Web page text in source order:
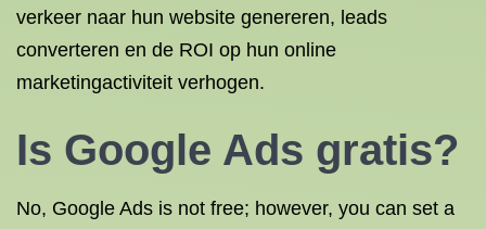
verkeer naar hun website genereren, leads
converteren en de ROI op hun online
marketingactiviteit verhogen.
Is Google Ads gratis?
No, Google Ads is not free; however, you can set a